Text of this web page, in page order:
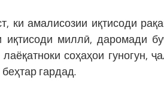
ки амалисозии иқтисоди
иқтисоди миллӣ, даромади
соҳаҳои гуногун,
гардад.